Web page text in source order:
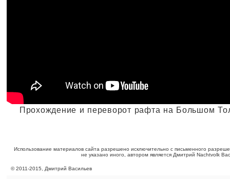
Прохождение и переворот рафта на Большом
Использование материалов сайта разрешено исключительно с письменного
не указано иного, автором является Дмитрий Nachtvolk
©2011-2015 , Дмитрий Васильев